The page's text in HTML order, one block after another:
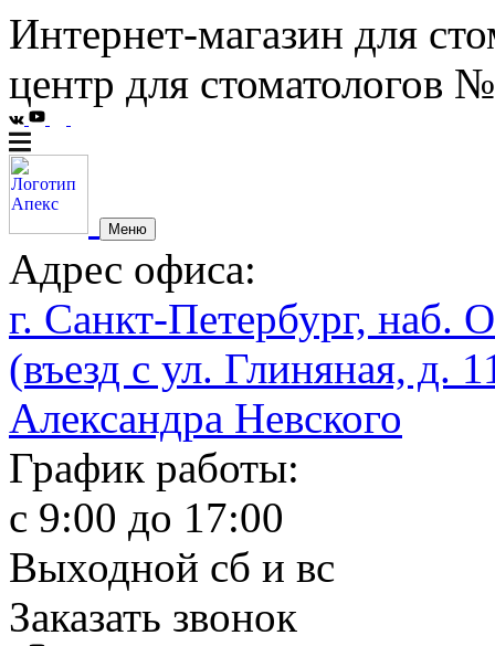
Интернет-магазин для
центр для стоматологов
Меню
Адрес офиса:
г. Санкт-Петербург, наб.
(въезд с ул. Глиняная, д.
Александра Невского
График работы:
с 9:00 до 17:00
Выходной сб и вс
Заказать звонок